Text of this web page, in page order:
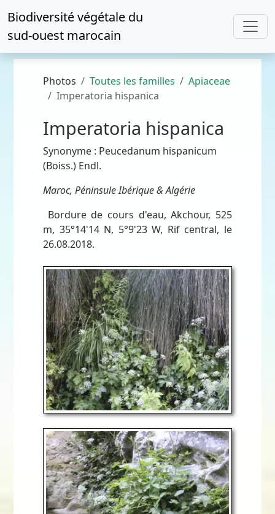
Biodiversité végétale du
sud-ouest marocain
Photos Toutes les familles
Apiaceae
Imperatoria hispanica
Imperatoria hispanica
Synonyme : Peucedanum hispanicum
(Boiss.) Endl.
Maroc, Péninsule Ibérique & Algérie
Bordure de cours d'eau, Akchour, 525
m, 35°14'14 N, 5°9'23 W, Rif central, le
26.08.2018.